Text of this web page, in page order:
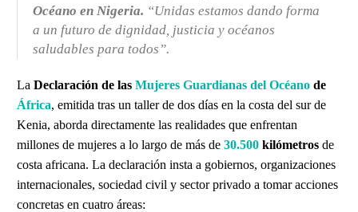
Océano en Nigeria. “Unidas estamos dando forma
a un futuro de dignidad, justicia y océanos
saludables para todos”.
La Declaración de las Mujeres Guardianas del Océano de
África, emitida tras un taller de dos días en la costa del sur de
Kenia, aborda directamente las realidades que enfrentan
millones de mujeres a lo largo de más de 30.500 kilómetros de
costa africana. La declaración insta a gobiernos, organizaciones
internacionales, sociedad civil y sector privado a tomar acciones
concretas en cuatro áreas: